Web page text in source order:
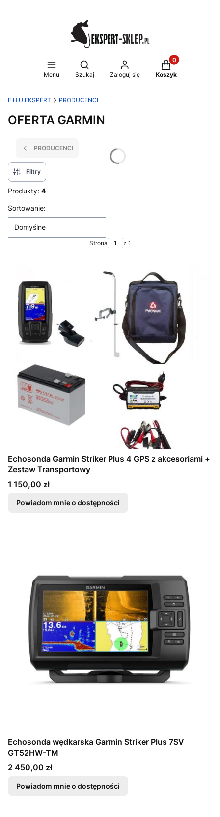
Menu
Otwórz wyszukiwarkę
Szukaj Zaloguj się
Produkty w
Koszyk
F.H.U.EKSPERT PRODUCENCI
OFERTA GARMIN
PRODUCENCI
Filtry
Produkty: 4
Lista produktów
Sortowanie:
Domyślne
Strona z 1
Echosonda Garmin Striker Plus 4 GPS z akcesoriami +
Zestaw Transportowy
Cena
1 150,00 zł
Powiadom mnie o dostępności
Echosonda wędkarska Garmin Striker Plus 7SV
GT52HW-TM
Cena
2 450,00 zł
Powiadom mnie o dostępności